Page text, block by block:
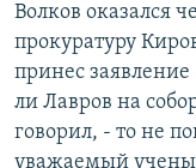
Волков оказался
прокуратуру
принес заявление
ли Лавров на
говорил, - то не
уважаемый